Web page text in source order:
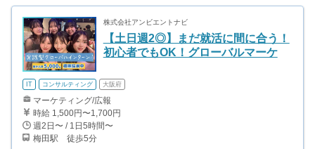
株式会社アンビエントナビ
【土日週2◎】まだ就活に間に合う！
初心者でもOK！グローバルマーケ
IT コンサルティング 大阪府
マーケティング/広報
時給 1,500円〜1,700円
週2日〜 / 1日5時間〜
梅田駅 徒歩5分